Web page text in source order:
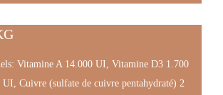
Vitamine A 14.000 UI, Vitamine D3 1.700
Cuivre (sulfate de cuivre pentahydraté) 2